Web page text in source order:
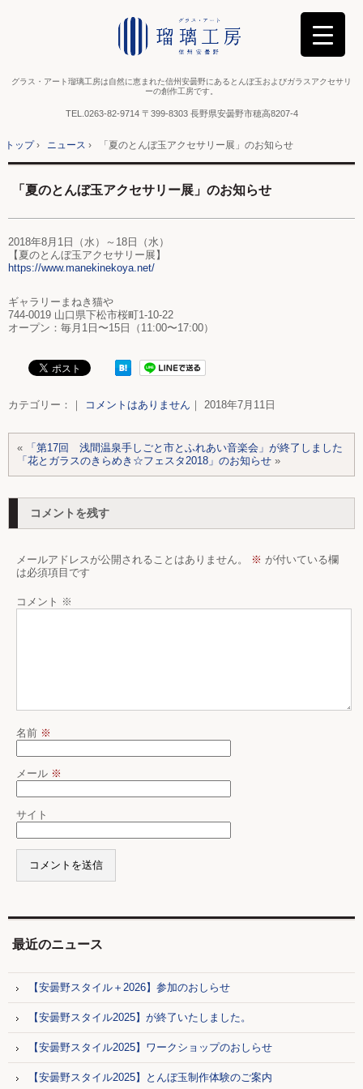
グラス・アート瑠璃工房は自然に恵まれた信州安曇野にあるとんぼ玉およびガラスアクセサリ
ーの創作工房です。
TEL. 0263-82-9714 〒399-8303 長野県安曇野市穂高8207-4
トップ› ニュース › 「夏のとんぼ玉アクセサリー展」のお知らせ
「夏のとんぼ玉アクセサリー展」のお知らせ
2018年8月1日（水）～18日（水）
【夏のとんぼ玉アクセサリー展】
https://www.manekinekoya.net/
ギャラリーまねき猫や
744-0019 山口県下松市桜町1-10-22
オープン：毎月1日〜15日（11:00〜17:00）
カテゴリー：｜ コメントはありません ｜ 2018年7月11日
«
「第17回 浅間温泉手しごと市とふれあい音楽会」が終了しました
「花とガラスのきらめき☆フェスタ2018」のお知らせ »
コメントを残す
メールアドレスが公開されることはありません。 ※ が付いている欄
は必須項目です
コメント ※
名前 ※
メール ※
サイト
最近のニュース
【安曇野スタイル＋2026】参加のおしらせ
【安曇野スタイル2025】が終了いたしました。
【安曇野スタイル2025】ワークショップのおしらせ
【安曇野スタイル2025】とんぼ玉制作体験のご案内